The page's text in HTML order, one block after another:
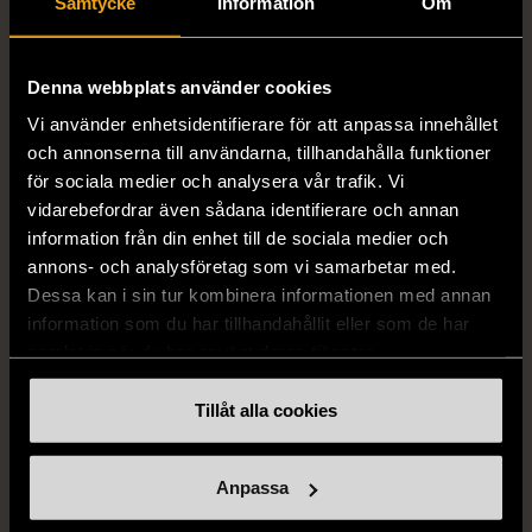
Denna webbplats använder cookies
Vi använder enhetsidentifierare för att anpassa innehållet
och annonserna till användarna, tillhandahålla funktioner
för sociala medier och analysera vår trafik. Vi
vidarebefordrar även sådana identifierare och annan
information från din enhet till de sociala medier och
annons- och analysföretag som vi samarbetar med.
Dessa kan i sin tur kombinera informationen med annan
information som du har tillhandahållit eller som de har
Tillåt alla cookies
Anpassa
1/5
DRESSMANN
Dressmann -
Kostymbyxor med
pressveck
Gott skick
159 kr
BONDELID
Bondelid - Randig skjorta
- Blå vit
XL (52)
Mycket gott skick
199 kr